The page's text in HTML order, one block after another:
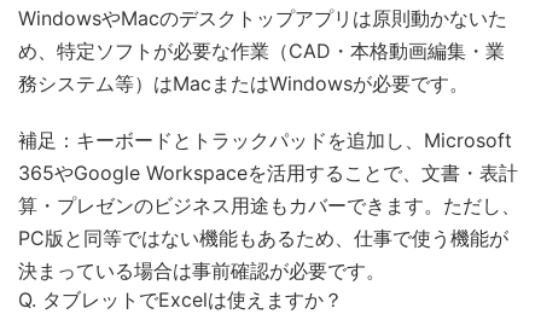
WindowsやMacのデスクトップアプリは原則動かないた
め、特定ソフトが必要な作業（CAD・本格動画編集・業
務システム等）はMacまたはWindowsが必要です。
補足：キーボードとトラックパッドを追加し、Microsoft
365やGoogle Workspaceを活用することで、文書・表計
算・プレゼンのビジネス用途もカバーできます。ただし、
PC版と同等ではない機能もあるため、仕事で使う機能が
決まっている場合は事前確認が必要です。
Q. タブレットでExcelは使えますか？